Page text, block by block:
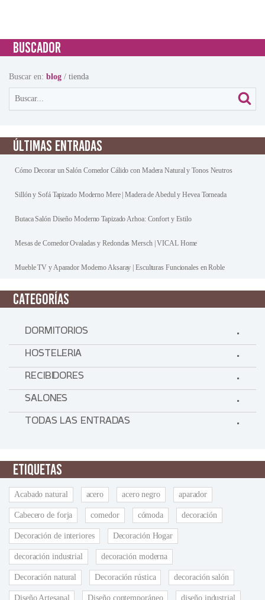
BUSCADOR
Buscar en: blog / tienda
ÚLTIMAS ENTRADAS
Cómo Decorar un Salón Comedor Cálido con Madera Natural y Tonos Neutros
Sillón y Sofá Tapizado Moderno Mere | Madera de Abedul y Hevea Torneada
Butaca Salón Diseño Moderno Tapizado Arhoa: Confort y Estilo
Mesas de Comedor Ovaladas y Redondas Mersch | VICAL Home
Mueble TV y Aparador Moderno Aksaray | Esculturas Funcionales en Roble
CATEGORÍAS
DORMITORIOS
HOSTELERIA
RECIBIDORES
SALONES
TODAS LAS ENTRADAS
ETIQUETAS
Acabado natural acero acero negro aparador
Cabecero de forja comedor cómoda decoración
Decoración de interiores Decoración Hogar
decoración industrial decoración moderna
Decoración natural Decoración rústica decoración salón
Diseño Artesanal Diseño contemporáneo diseño industrial